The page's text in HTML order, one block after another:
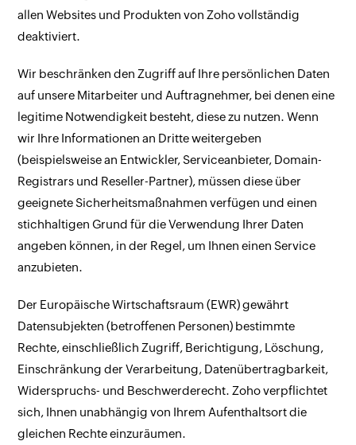
allen Websites und Produkten von Zoho vollständig
deaktiviert.
Wir beschränken den Zugriff auf Ihre persönlichen Daten
auf unsere Mitarbeiter und Auftragnehmer, bei denen eine
legitime Notwendigkeit besteht, diese zu nutzen. Wenn
wir Ihre Informationen an Dritte weitergeben
(beispielsweise an Entwickler, Serviceanbieter, Domain-
Registrars und Reseller-Partner), müssen diese über
geeignete Sicherheitsmaßnahmen verfügen und einen
stichhaltigen Grund für die Verwendung Ihrer Daten
angeben können, in der Regel, um Ihnen einen Service
anzubieten.
Der Europäische Wirtschaftsraum (EWR) gewährt
Datensubjekten (betroffenen Personen) bestimmte
Rechte, einschließlich Zugriff, Berichtigung, Löschung,
Einschränkung der Verarbeitung, Datenübertragbarkeit,
Widerspruchs- und Beschwerderecht. Zoho verpflichtet
sich, Ihnen unabhängig von Ihrem Aufenthaltsort die
gleichen Rechte einzuräumen.